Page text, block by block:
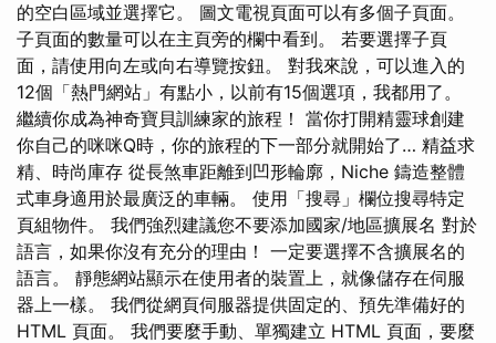
的空白區域並選擇它。 圖文電視頁面可以有多個子頁面。
子頁面的數量可以在主頁旁的欄中看到。 若要選擇子頁
面，請使用向左或向右導覽按鈕。 對我來說，可以進入的
12個「熱門網站」有點小，以前有15個選項，我都用了。
繼續你成為神奇寶貝訓練家的旅程！ 當你打開精靈球創建
你自己的咪咪Q時，你的旅程的下一部分就開始了… 精益求
精、時尚庫存 從長煞車距離到凹形輪廓，Niche 鑄造整體
式車身適用於最廣泛的車輛。 使用「搜尋」欄位搜尋特定
頁組物件。 我們強烈建議您不要添加國家/地區擴展名 對於
語言，如果你沒有充分的理由！ 一定要選擇不含擴展名的
語言。 靜態網站顯示在使用者的裝置上，就像儲存在伺服
器上一樣。 我們從網頁伺服器提供固定的、預先準備好的
HTML 頁面。 我們要麼手動、單獨建立 HTML 頁面，要麼